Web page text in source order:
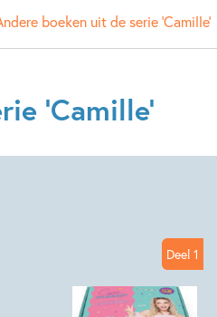
boeken uit de serie 'Camille'
'Camille'
Deel 1